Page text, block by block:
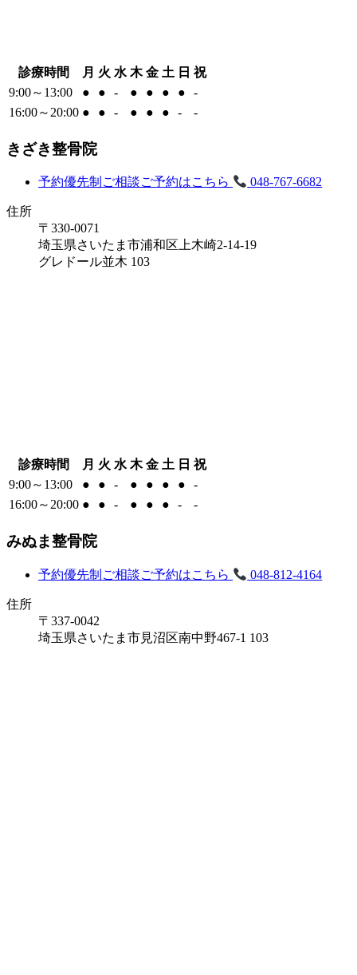
診療時間 月 火 水 木 金 土 日 祝
9:00～13:00
● ● - ● ● ● ●
-
16:00～20:00 ● ● - ● ● ● - -
きざき整骨院
予約優先制 ご相談ご予約はこちら 048-767-6682
住所
〒330-0071
埼玉県さいたま市浦和区上木崎2-14-19
グレドール並木 103
診療時間 月 火 水 木 金 土 日 祝
9:00～13:00
● ● - ● ● ● ●
-
16:00～20:00 ● ● - ● ● ● - -
みぬま整骨院
予約優先制 ご相談ご予約はこちら 048-812-4164
住所
〒337-0042
埼玉県さいたま市見沼区南中野467-1 103